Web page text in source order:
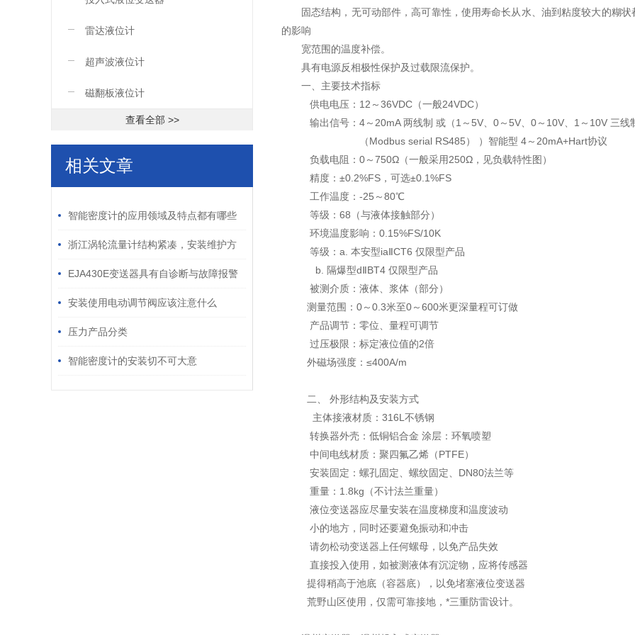
雷达液位计
超声波液位计
磁翻板液位计
查看全部 >>
相关文章
智能密度计的应用领域及特点都有哪些
浙江涡轮流量计结构紧凑，安装维护方
便 EJA430E变送器具有自诊断与故障报警
功能安装使用电动调节阀应该注意什么
压力产品分类
智能密度计的安装切不可大意
固态结构，无可动部件，高可靠性，使用寿命长从水、油到粘度较大的糊
的影响
宽范围的温度补偿。
具有电源反相极性保护及过载限流保护。
一、主要技术指标
供电电压：12～36VDC（一般24VDC）
输出信号：4～20mA 两线制 或（1～5V、0～5V、0～10V、1～10V 三
（Modbus serial RS485） ）智能型 4～20mA+Hart协议
负载电阻：0～750Ω（一般采用250Ω，见负载特性图）
精度：±0.2%FS，可选±0.1%FS
工作温度：-25～80℃
等级：68（与液体接触部分）
环境温度影响：0.15%FS/10K
等级：a. 本安型iaⅡCT6 仅限型产品
b. 隔爆型dⅡBT4 仅限型产品
被测介质：液体、浆体（部分）
测量范围：0～0.3米至0～600米更深量程可订做
产品调节：零位、量程可调节
过压极限：标定液位值的2倍
外磁场强度：≤400A/m
二、 外形结构及安装方式
主体接液材质：316L不锈钢
转换器外壳：低铜铝合金 涂层：环氧喷塑
中间电线材质：聚四氟乙烯（PTFE）
安装固定：螺孔固定、螺纹固定、DN80法兰等
重量：1.8kg（不计法兰重量）
液位变送器应尽量安装在温度梯度和温度波动
小的地方，同时还要避免振动和冲击
请勿松动变送器上任何螺母，以免产品失效
直接投入使用，如被测液体有沉淀物，应将传感器
提得稍高于池底（容器底），以免堵塞液位变送器
荒野山区使用，仅需可靠接地，*三重防雷设计。